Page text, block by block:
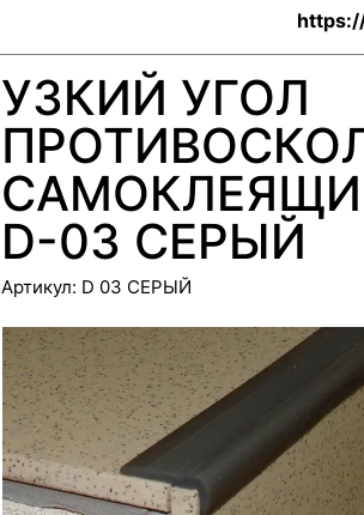
УЗКИЙ УГОЛ
D-03 СЕРЫЙ
Артикул: D 03 СЕРЫЙ